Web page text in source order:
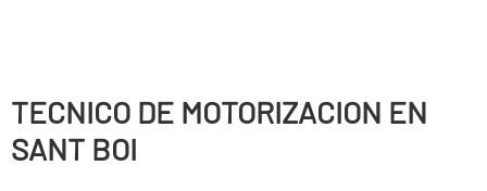
TECNICO DE MOTORIZACION EN
SANT BOI